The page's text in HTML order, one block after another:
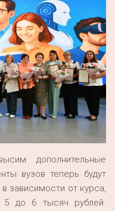
дополнительные
вузов теперь будут
зависимости от курса,
5 до 6 тысяч рублей.